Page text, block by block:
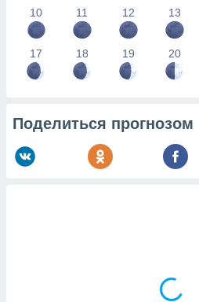
10 11 12 13
17 18 19 20
Поделиться прогнозом